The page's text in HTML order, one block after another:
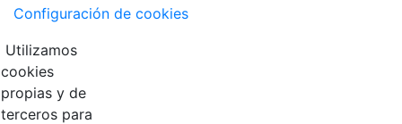
Configuración de cookies
Utilizamos
cookies
propias y de
terceros para